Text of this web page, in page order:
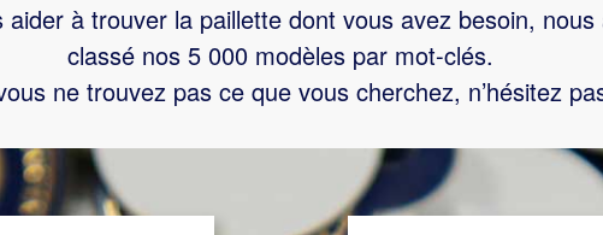
aider à trouver la paillette dont vous avez besoin, nous
classé nos 5 000 modèles par mot-clés.
ne trouvez pas ce que vous cherchez, n’hésitez